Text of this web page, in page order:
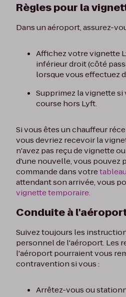
Règles pour la
Dans un aéroport, assurez-
Affichez votre vignette
inférieur droit (côté
lorsque vous effectuez
Supprimez la vignette
course hors Lyft.
Si vous êtes un chauffeur
vous devriez recevoir la
n'avez pas reçu de vignette
d'une nouvelle, vous pouvez
commande dans votre
attendant son arrivée, vous
vignette temporaire.
Conduite à
Suivez toujours les
personnel de l'aéroport. Les
l'aéroport pourraient vous
contravention si vous :
Arrêtez-vous ou